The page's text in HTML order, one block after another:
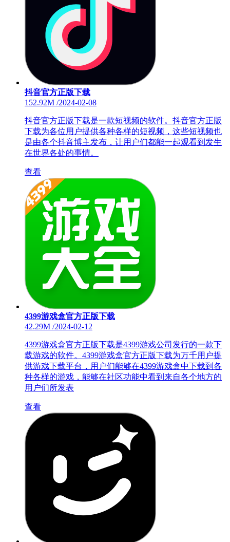
抖音官方正版下载
152.92M /2024-02-08
抖音官方正版下载是一款短视频的软件。抖音官方正版
下载为各位用户提供各种各样的短视频，这些短视频也
是由各个抖音博主发布，让用户们都能一起观看到发生
在世界各处的事情。
查看
4399游戏盒官方正版下载
42.29M /2024-02-12
4399游戏盒官方正版下载是4399游戏公司发行的一款下
载游戏的软件。4399游戏盒官方正版下载为万千用户提
供游戏下载平台，用户们能够在4399游戏盒中下载到各
种各样的游戏，能够在社区功能中看到来自各个地方的
用户们所发表
查看